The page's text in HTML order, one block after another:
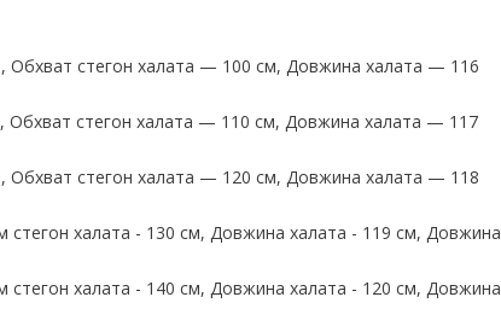
Обхват стегон халата — 100 см, Довжина халата — 116
Обхват стегон халата — 110 см, Довжина халата — 117
Обхват стегон халата — 120 см, Довжина халата — 118
стегон халата - 130 см, Довжина халата - 119 см, Довжина
стегон халата - 140 см, Довжина халата - 120 см, Довжина